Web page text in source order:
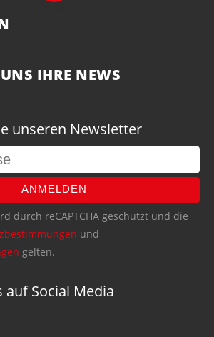
IHRE NEWS
unseren Newsletter
ANMELDEN
durch reCAPTCHA geschützt und die
und
gelten.
auf Social Media